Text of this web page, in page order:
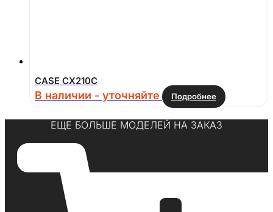
CASE CX210C
В наличии - уточняйте Подробнее
ЕЩЕ БОЛЬШЕ МОДЕЛЕЙ НА ЗАКАЗ